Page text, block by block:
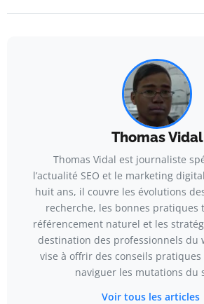
Thomas Vidal
Thomas Vidal est journaliste
l’actualité SEO et le marketing
huit ans, il couvre les évolutions
recherche, les bonnes pratiques
référencement naturel et les
destination des professionnels du
vise à offrir des conseils
naviguer les mutations du
Voir tous les articles